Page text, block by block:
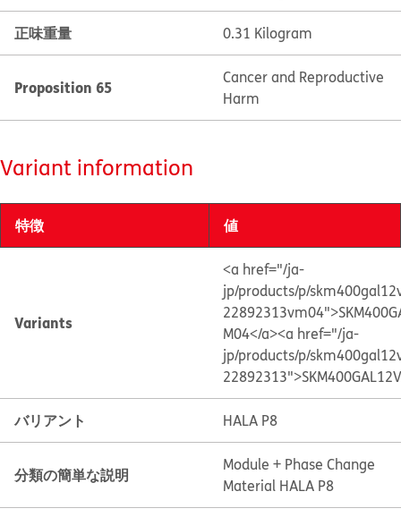
正味重量 0.31 Kilogram
Proposition 65
Cancer and Reproductive
Harm
Variant information
特徴 値
Variants
<a href="/ja-
jp/products/p/
M04</a><a href="/ja-
jp/products/p/
バリアント HALA P8
分類の簡単な説明
Module + Phase Change
Material HALA P8